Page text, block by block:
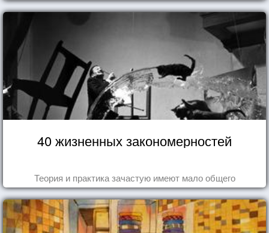
40 жизненных закономерностей
Теория и практика зачастую имеют мало общего